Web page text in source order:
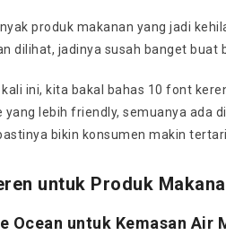
produk makanan yang jadi
dilihat, jadinya susah banget buat
ini, kita bakal bahas 10 font
yang lebih friendly, semuanya ada
bikin konsumen makin
untuk Produk
Ocean untuk Kemasan Air